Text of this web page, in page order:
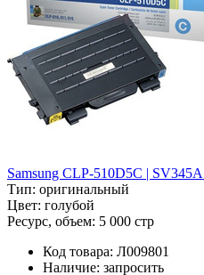
Samsung CLP-510D5C |
Тип: оригинальный
Цвет: голубой
Ресурс, объем: 5 000 стр
Код товара: Л009801
Наличие: запросить